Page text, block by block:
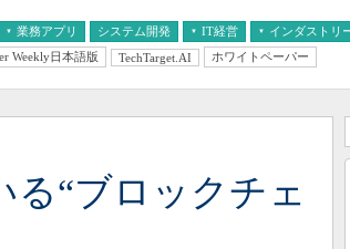
業務アプリ システム開発 IT経営
IT
インダストリ
医療IT
Weekly日本語版 TechTarget.AI ホワイトペーパー
る“ブロックチェ